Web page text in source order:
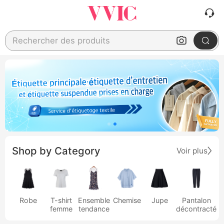
Rechercher des produits
Shop by Category Voir plus
Robe
T-shirt
femme
Ensemble
tendance
Chemise Jupe
Pantalon
décontracté